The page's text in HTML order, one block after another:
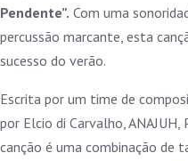
Pendente”. Com uma
percussão marcante, esta
sucesso do verão.
Escrita por um time de
por Elcio di Carvalho, ANAJUH,
canção é uma combinação de